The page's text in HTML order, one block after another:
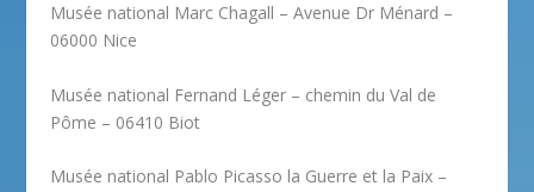
Musée national Marc Chagall – Avenue Dr Ménard –
06000 Nice
Musée national Fernand Léger – chemin du Val de
Pôme – 06410 Biot
Musée national Pablo Picasso la Guerre et la Paix –